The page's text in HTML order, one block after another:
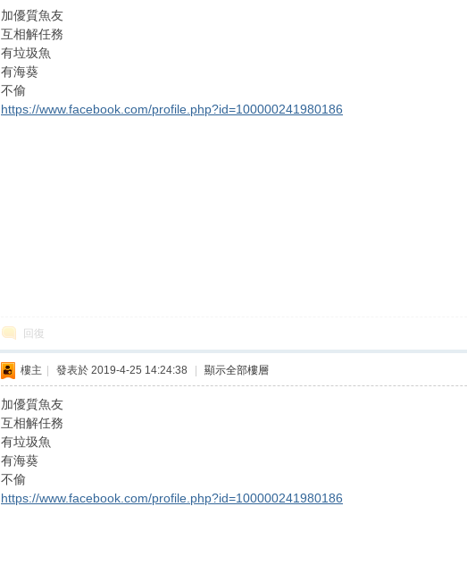
加優質魚友
互相解任務
有垃圾魚
有海葵
不偷
https://www.facebook.com/profile.php?id=100000241980186
回復
樓主 發表於 2019-4-25 14:24:38 顯示全部樓層
加優質魚友
互相解任務
有垃圾魚
有海葵
不偷
https://www.facebook.com/profile.php?id=100000241980186